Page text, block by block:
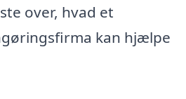
over, hvad et
kan hjælpe